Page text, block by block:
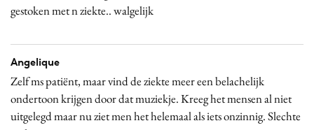
gestoken met n ziekte.. walgelijk
Angelique
Zelf ms patiënt, maar vind de ziekte meer een belachelijk
ondertoon krijgen door dat muziekje. Kreeg het mensen al niet
uitgelegd maar nu ziet men het helemaal als iets onzinnig. Slechte